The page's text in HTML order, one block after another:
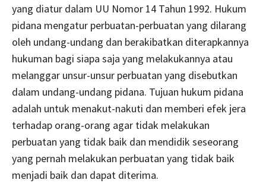
yang diatur dalam UU Nomor 14 Tahun 1992. Hukum
pidana mengatur perbuatan-perbuatan yang dilarang
oleh undang-undang dan berakibatkan diterapkannya
hukuman bagi siapa saja yang melakukannya atau
melanggar unsur-unsur perbuatan yang disebutkan
dalam undang-undang pidana. Tujuan hukum pidana
adalah untuk menakut-nakuti dan memberi efek jera
terhadap orang-orang agar tidak melakukan
perbuatan yang tidak baik dan mendidik seseorang
yang pernah melakukan perbuatan yang tidak baik
menjadi baik dan dapat diterima.